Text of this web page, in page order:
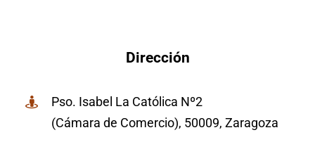
Dirección
Pso. Isabel La Católica Nº2
(Cámara de Comercio), 50009, Zaragoza